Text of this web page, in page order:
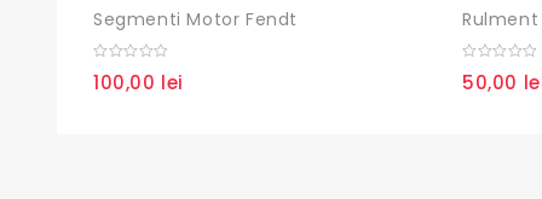
Segmenti Motor Fendt
out
100,00 lei
out
50,00